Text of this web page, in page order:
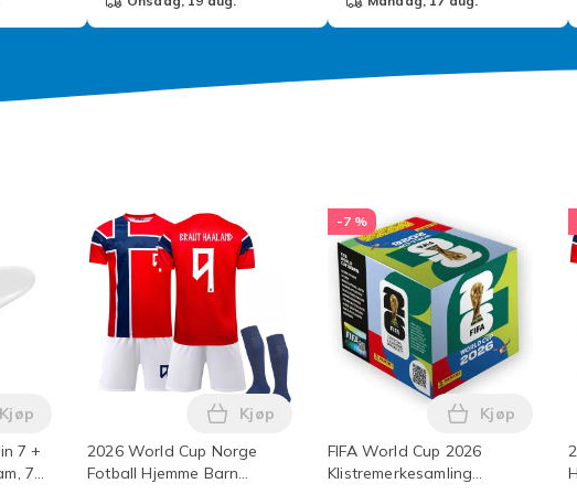
Ultimate bilripefjerner med Nano Sparkle-klut for alle bilriper i
7 +
70
Legg TOSOWOONG Arbutin 7 + Soothing Acid 4 Cream, 70 000 ppm
Kjøp
2026 World Cup Norge
Fotball Hjemme Barn
Legg 2026 World Cup Norge Fotball
Kjøp
-7 %
FIFA World Cup 2026
Klistremerkesamling
Legg FIFA
Kjøp